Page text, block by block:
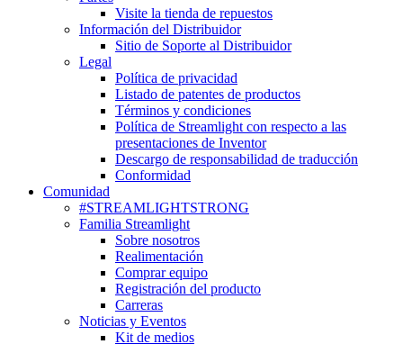
Visite la tienda de repuestos
Información del Distribuidor
Sitio de Soporte al Distribuidor
Legal
Política de privacidad
Listado de patentes de productos
Términos y condiciones
Política de Streamlight con respecto a las
presentaciones de Inventor
Descargo de responsabilidad de traducción
Conformidad
Comunidad
#STREAMLIGHTSTRONG
Familia Streamlight
Sobre nosotros
Realimentación
Comprar equipo
Registración del producto
Carreras
Noticias y Eventos
Kit de medios